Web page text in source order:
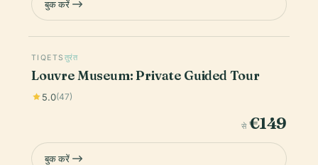
बुक करें
TIQETS तुरंत
Louvre Museum: Private Guided Tour
5.0(47)
से €149
बुक करें